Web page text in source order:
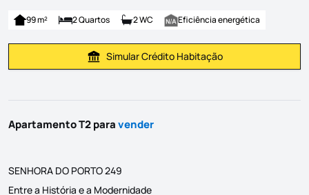
99 m² 2 Quartos 2 WC Eficiência energética
Simular Prestação
Simular Crédito Habitação
Apartamento T2 paravender
SENHORA DO PORTO 249
Entre a História e a Modernidade